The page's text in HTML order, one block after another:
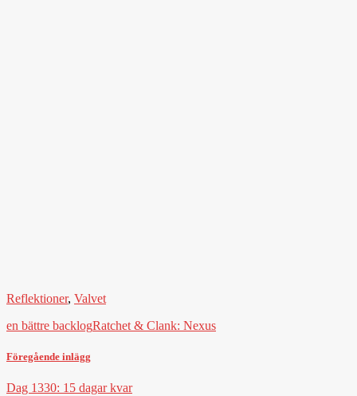
Reflektioner, Valvet
en bättre backlogRatchet & Clank: Nexus
Föregående inlägg
Dag 1330: 15 dagar kvar